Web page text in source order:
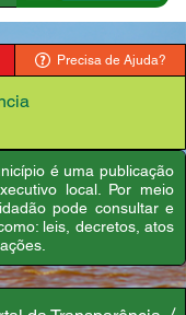
Precisa de Ajuda?
é uma publicação
local. Por meio
pode consultar e
leis, decretos, atos